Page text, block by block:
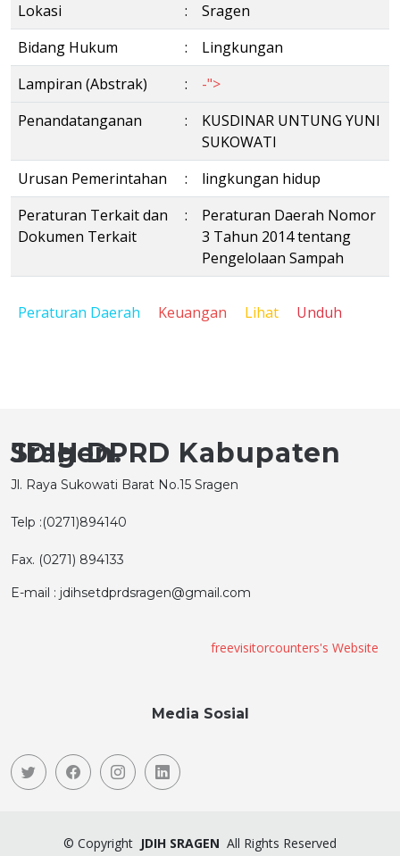
Lokasi
:
Sragen
Bidang Hukum
:
Lingkungan
Lampiran (Abstrak)
:
-">
Penandatanganan
:
KUSDINAR UNTUNG YUNI
SUKOWATI
Urusan Pemerintahan
:
lingkungan hidup
Peraturan Terkait dan
Dokumen Terkait
:
Peraturan Daerah Nomor
3 Tahun 2014 tentang
Pengelolaan Sampah
Peraturan Daerah Keuangan Lihat Unduh
JDIH DPRD Kabupaten Sragen.
Jl. Raya Sukowati Barat No.15 Sragen
Telp :(0271)894140
Fax. (0271) 894133
E-mail : jdihsetdprdsragen@gmail.com
freevisitorcounters's Website
Media Sosial
© Copyright JDIH SRAGEN All Rights Reserved